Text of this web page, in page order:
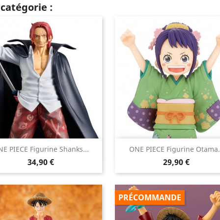
:
PIECE Figurine Shanks...
Prix
34,90 €
Aperçu rapide ONE PIECE Figurine
Prix
29,90 €
Aperçu rapide
PRÉCOMMANDE